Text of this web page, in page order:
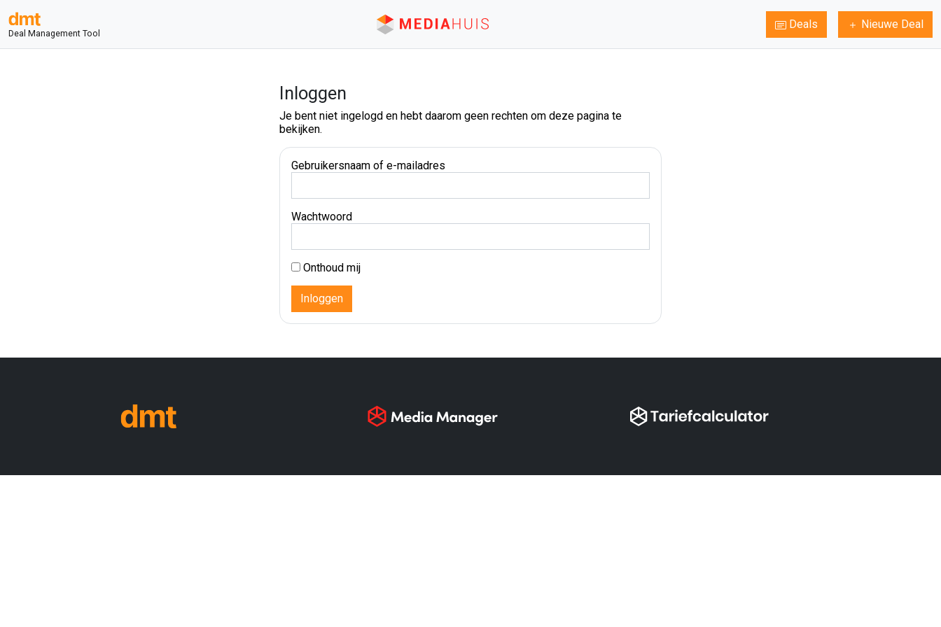
Deal Management Tool
Deals Nieuwe Deal
Inloggen
Je bent niet ingelogd en hebt daarom geen rechten om deze pagina te
bekijken.
Gebruikersnaam of e-mailadres
Wachtwoord
Onthoud mij